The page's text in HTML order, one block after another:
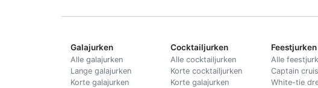
Galajurken
Alle galajurken
Lange galajurken
Korte galajurken
Cocktailjurken
Alle cocktailjurken
Korte cocktailjurken
Korte galajurken
Feestjurken
Alle
Captain
White-tie